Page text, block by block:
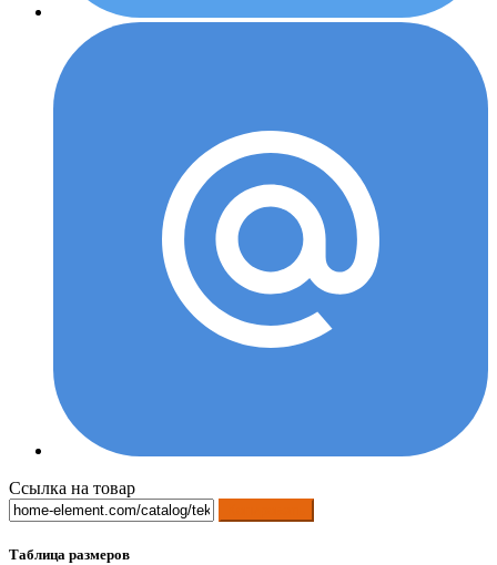
Ссылка на товар
Таблица размеров